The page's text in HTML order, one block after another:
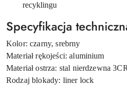
recyklingu
Specyfikacja
Kolor: czarny, srebrny
Materiał rękojeści: aluminium
Materiał ostrza: stal nierdzewna
Rodzaj blokady: liner lock